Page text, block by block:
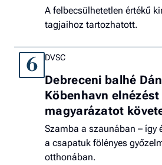
A felbecsülhetetlen értékű
tagjaihoz tartozhatott.
6 DVSC
Debreceni balhé
Köbenhavn elnézést
magyarázatot
Szamba a szaunában – így
a csapatuk fölényes
otthonában.